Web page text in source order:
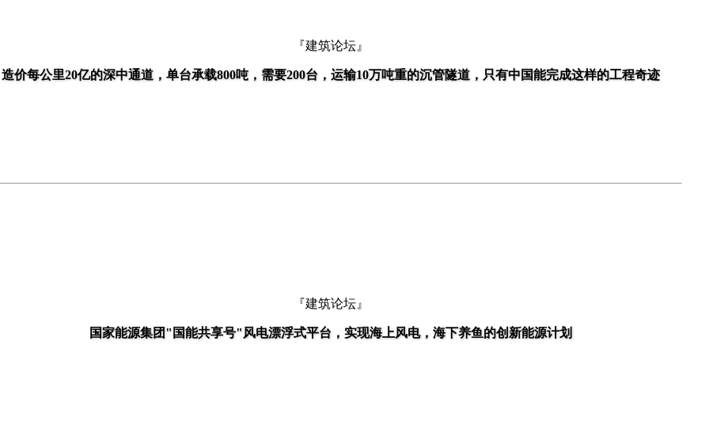
『建筑论坛』
造价每公里20亿的深中通道，单台承载800吨，需要200台，运输10万吨重的沉管隧道，只有中国能完成这样的工程奇迹
『建筑论坛』
国家能源集团"国能共享号"风电漂浮式平台，实现海上风电，海下养鱼的创新能源计划